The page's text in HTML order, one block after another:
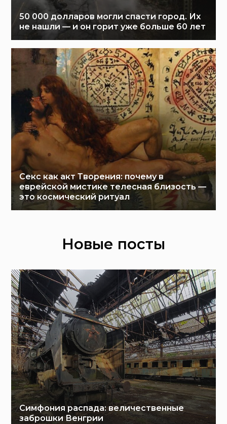
50 000 долларов могли спасти город. Их
не нашли — и он горит уже больше 60 лет
Секс как акт Творения: почему в
еврейской мистике телесная близость —
это космический ритуал
Новые посты
Симфония распада: величественные
заброшки Венгрии